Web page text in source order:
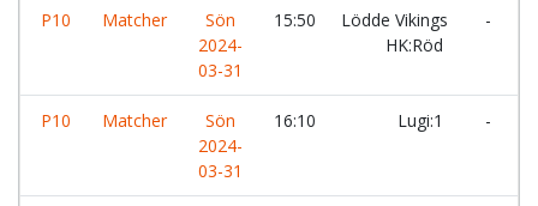
P10 Matcher
Sön
2024-
03-31
15:50
Lödde Vikings
HK:Röd
-
P10 Matcher
Sön
2024-
03-31
16:10 Lugi:1 -